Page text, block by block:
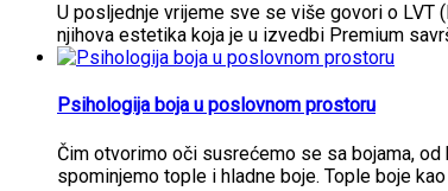
U posljednje vrijeme sve se više govori o LVT
njihova estetika koja je u izvedbi Premium
Psihologija boja u poslovnom prostoru
Čim otvorimo oči susrećemo se sa bojama,
spominjemo tople i hladne boje. Tople boje